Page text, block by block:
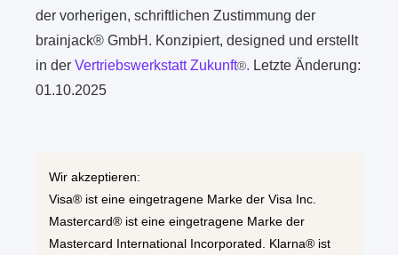
der vorherigen, schriftlichen Zustimmung der
brainjack® GmbH. Konzipiert, designed und erstellt
in derVertriebswerkstatt Zukunft®. Letzte Änderung:
01.10.2025
Wir akzeptieren:
Visa® ist eine eingetragene Marke der Visa Inc.
Mastercard® ist eine eingetragene Marke der
Mastercard International Incorporated. Klarna® ist